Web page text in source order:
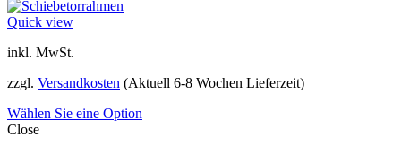
Quick view
inkl. MwSt.
zzgl. Versandkosten (Aktuell 6-8 Wochen Lieferzeit)
Wählen Sie eine Option
Close